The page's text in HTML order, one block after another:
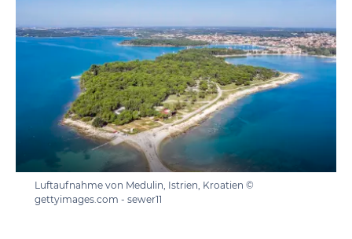
Luftaufnahme von Medulin, Istrien, Kroatien ©
gettyimages.com - sewer11